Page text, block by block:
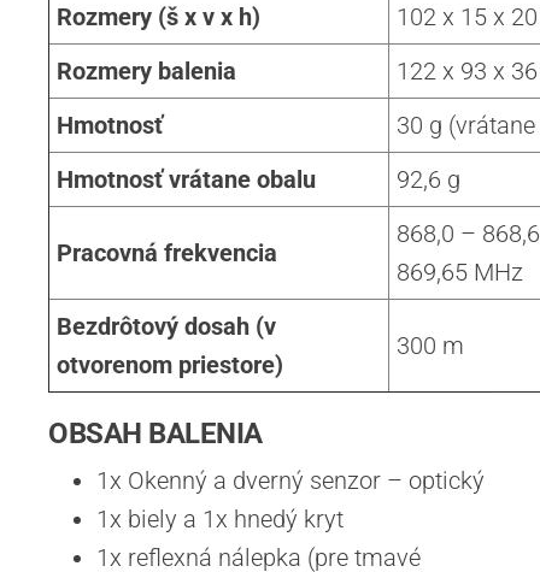
Rozmery (š x v x h)
102 x 15 x
Rozmery balenia
122 x 93 x
Hmotnosť
30 g
Hmotnosť vrátane obalu 92,6 g
Pracovná frekvencia
868,0 –
869,65 MHz
Bezdrôtový dosah (v
otvorenom priestore)
300 m
OBSAH BALENIA
1x Okenný a dverný senzor – optický
1x biely a 1x hnedý kryt
1x reflexná nálepka (pre tmavé